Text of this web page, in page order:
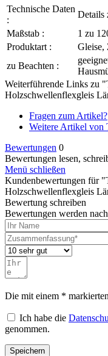
Technische Daten
:
Details
Maßstab :
1 zu
Produktart :
Gleise,
zu Beachten :
Weiterführende Links zu
Holzschwellenflexgleis
Fragen zum Artikel?
Weitere Artikel von
Bewertungen 0
Bewertungen lesen,
Menü schließen
Kundenbewertungen für
Holzschwellenflexgleis
Bewertung schreiben
Bewertungen werden
Die mit einem *
Ich habe die
genommen.
Speichern